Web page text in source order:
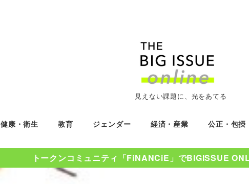
見えない課題に、光をあてる
健康・衛生 教育 ジェンダー 経済・産業 公正・包摂
トークンコミュニティ「FiNANCiE」でBIGISSUE